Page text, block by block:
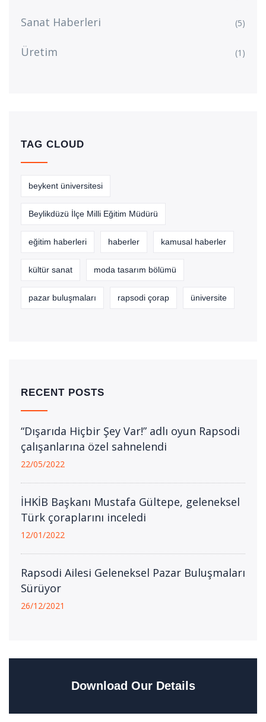
Sanat Haberleri (5)
Üretim (1)
TAG CLOUD
beykent üniversitesi
Beylikdüzü İlçe Milli Eğitim Müdürü
eğitim haberleri haberler kamusal haberler
kültür sanat moda tasarım bölümü
pazar buluşmaları rapsodi çorap üniversite
RECENT POSTS
“Dışarıda Hiçbir Şey Var!” adlı oyun Rapsodi
çalışanlarına özel sahnelendi
22/05/2022
İHKİB Başkanı Mustafa Gültepe, geleneksel
Türk çoraplarını inceledi
12/01/2022
Rapsodi Ailesi Geleneksel Pazar Buluşmaları
Sürüyor
26/12/2021
Download Our Details